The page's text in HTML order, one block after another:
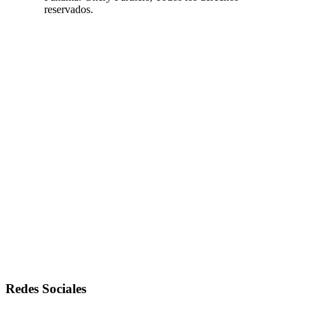
reservados.
Redes Sociales